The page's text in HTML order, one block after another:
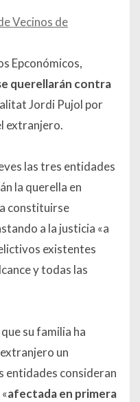
Vecinos de
Epconómicos,
querellarán contra
Jordi Pujol por
extranjero.
las tres entidades
la querella en
constituirse
a la justicia «a
existentes
y todas las
su familia ha
un
entidades consideran
afectada en primera